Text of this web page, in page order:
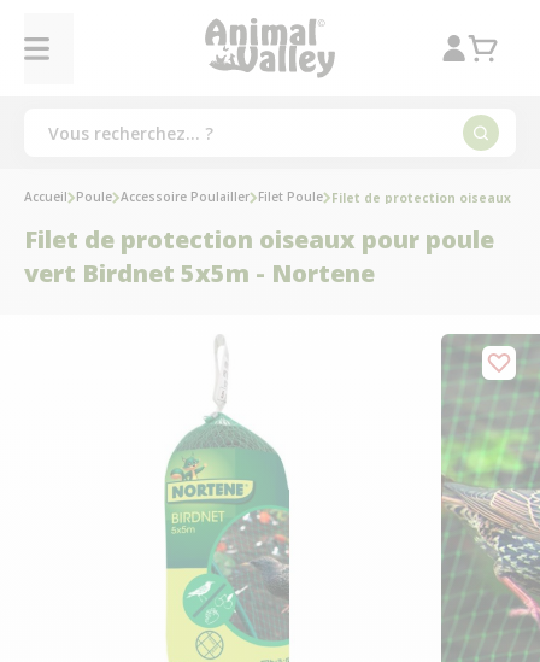
Accueil Poule Accessoire Poulailler Filet Poule Filet de protection oiseaux
Filet de protection oiseaux pour poule
vert Birdnet 5x5m - Nortene